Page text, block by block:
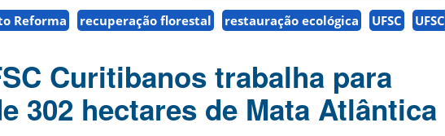
Reforma recuperação florestal restauração ecológica UFSC
UFSC
Curitibanos trabalha para
302 hectares de Mata Atlântica